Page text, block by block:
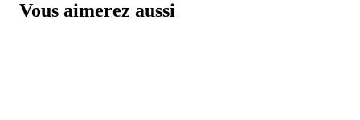
Vous aimerez aussi